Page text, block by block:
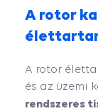
A rotor
A rotor
és az üzemi
rendszeres